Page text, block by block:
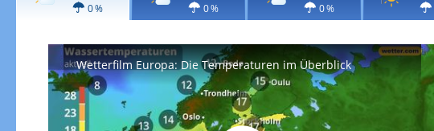
0 % 0 % 0 %
Wetterfilm Europa: Die Temperaturen im Überblick